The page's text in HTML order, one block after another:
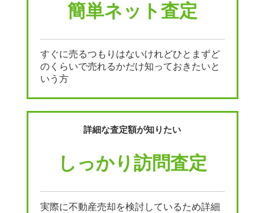
簡単ネット査定
すぐに売るつもりはないけれどひとまずど
のくらいで売れるかだけ知っておきたいと
いう方
詳細な査定額が知りたい
しっかり訪問査定
実際に不動産売却を検討しているため詳細